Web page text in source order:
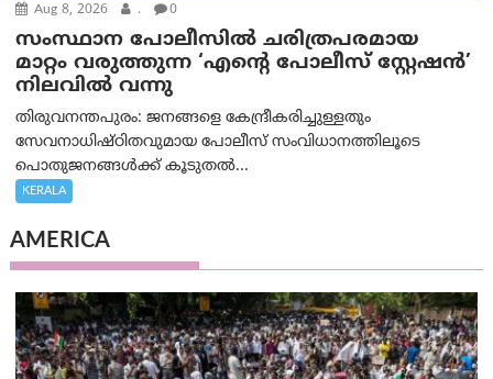
Aug 8, 2026 . 0
സംസ്ഥാന പോലീസിൽ ചരിത്രപരമായ
മാറ്റം വരുത്തുന്ന ‘എന്റെ പോലീസ് സ്റ്റേഷൻ’
നിലവില്‍ വന്നു
തിരുവനന്തപുരം: ജനങ്ങളെ കേന്ദ്രീകരിച്ചുള്ളതും
സേവനാധിഷ്ഠിതവുമായ പോലീസ് സംവിധാനത്തിലൂടെ
പൊതുജനങ്ങൾക്ക് കൂടുതൽ...
KERALA
AMERICA